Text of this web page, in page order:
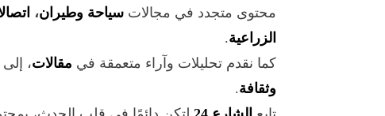
محتوى متجدد في مجالات سياحة وطيران،
الزراعية.
كما نقدم تحليلات وآراء متعمقة في مقالات،
وثقافة.